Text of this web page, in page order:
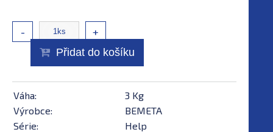
- +
Přidat do košíku
Váha:
3 Kg
Výrobce:
BEMETA
Série:
Help